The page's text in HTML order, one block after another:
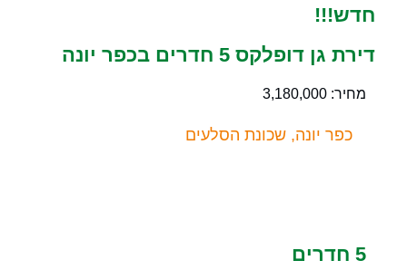
חדש!!!
דירת גן דופלקס 5 חדרים בכפר יונה
מחיר: 3,180,000
כפר יונה, שכונת הסלעים
5 חדרים